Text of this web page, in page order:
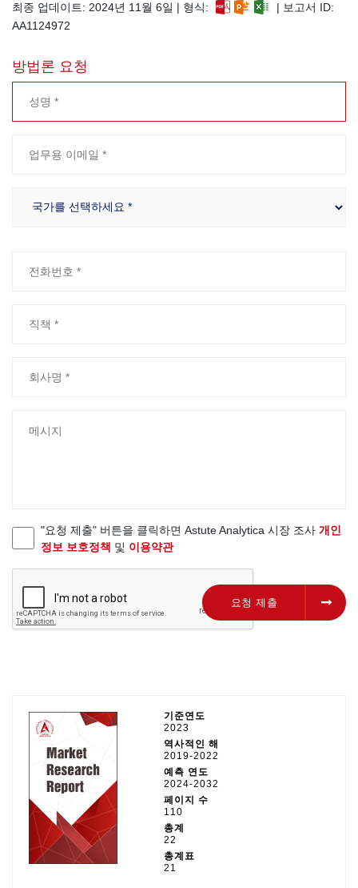
최종 업데이트: 2024년 11월 6일 | 형식:
| 보고서 ID:
AA1124972
방법론 요청
"요청 제출" 버튼을 클릭하면 Astute Analytica 시장 조사개인
정보 보호정책 및 이용약관
요청 제출 요청 제출
기준연도
2023
역사적인 해
2019-2022
예측 연도
2024-2032
페이지 수
110
총계
22
총계표
21